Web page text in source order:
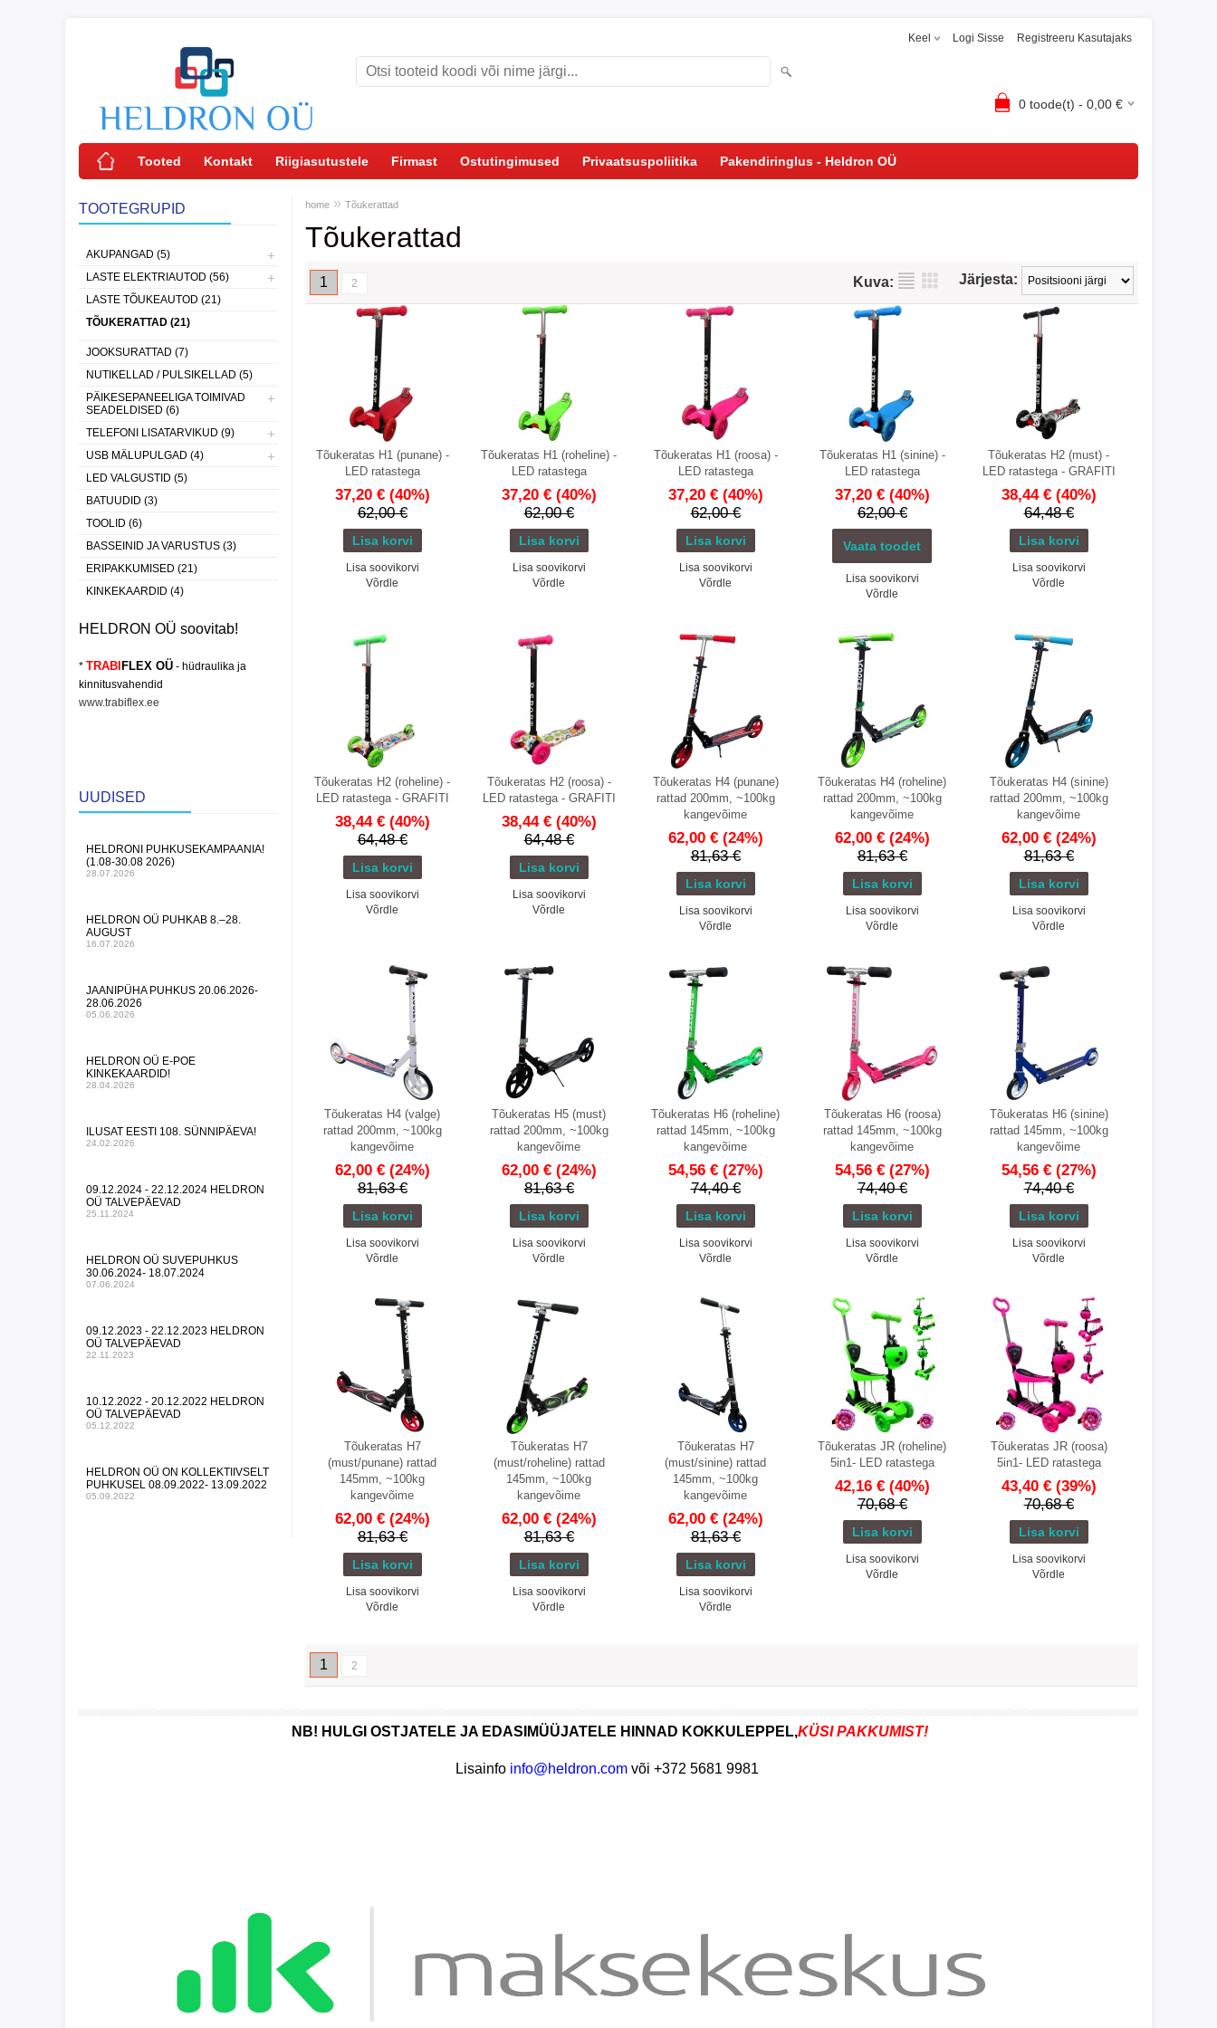
Keel Logi Sisse Registreeru Kasutajaks
0 toode(t) - 0,00 €
Tooted Kontakt Riigiasutustele Firmast Ostutingimused Privaatsuspoliitika Pakendiringlus - Heldron OÜ
TOOTEGRUPID
AKUPANGAD (5)
LASTE ELEKTRIAUTOD (56)
LASTE TÕUKEAUTOD (21)
TÕUKERATTAD (21)
JOOKSURATTAD (7)
NUTIKELLAD / PULSIKELLAD (5)
PÄIKESEPANEELIGA TOIMIVAD
SEADELDISED (6)
TELEFONI LISATARVIKUD (9)
USB MÄLUPULGAD (4)
LED VALGUSTID (5)
BATUUDID (3)
TOOLID (6)
BASSEINID JA VARUSTUS (3)
ERIPAKKUMISED (21)
KINKEKAARDID (4)
HELDRON OÜ soovitab!
* TRABIFLEX OÜ - hüdraulika ja
kinnitusvahendid
www.trabiflex.ee
UUDISED
HELDRONI PUHKUSEKAMPAANIA!
(1.08-30.08 2026)
28.07.2026
HELDRON OÜ PUHKAB 8.–28.
AUGUST
16.07.2026
JAANIPÜHA PUHKUS 20.06.2026-
28.06.2026
05.06.2026
HELDRON OÜ E-POE
KINKEKAARDID!
28.04.2026
ILUSAT EESTI 108. SÜNNIPÄEVA!
24.02.2026
09.12.2024 - 22.12.2024 HELDRON
OÜ TALVEPÄEVAD
25.11.2024
HELDRON OÜ SUVEPUHKUS
30.06.2024- 18.07.2024
07.06.2024
09.12.2023 - 22.12.2023 HELDRON
OÜ TALVEPÄEVAD
22.11.2023
10.12.2022 - 20.12.2022 HELDRON
OÜ TALVEPÄEVAD
05.12.2022
HELDRON OÜ ON KOLLEKTIIVSELT
PUHKUSEL 08.09.2022- 13.09.2022
05.09.2022
home » Tõukerattad
Tõukerattad
1 2 Järjesta:
Kuva:
Tõukeratas H1 (punane) -
LED ratastega
37,20 € (40%)
62,00 €
Lisa soovikorvi
Võrdle
Tõukeratas H1 (roheline) -
LED ratastega
37,20 € (40%)
62,00 €
Lisa soovikorvi
Võrdle
Tõukeratas H1 (roosa) -
LED ratastega
37,20 € (40%)
62,00 €
Lisa soovikorvi
Võrdle
Tõukeratas H1 (sinine) -
LED ratastega
37,20 € (40%)
62,00 €
Vaata toodet
Lisa soovikorvi
Võrdle
Tõukeratas H2 (must) -
LED ratastega - GRAFITI
38,44 € (40%)
64,48 €
Lisa soovikorvi
Võrdle
Tõukeratas H2 (roheline) -
LED ratastega - GRAFITI
38,44 € (40%)
64,48 €
Lisa soovikorvi
Võrdle
Tõukeratas H2 (roosa) -
LED ratastega - GRAFITI
38,44 € (40%)
64,48 €
Lisa soovikorvi
Võrdle
Tõukeratas H4 (punane)
rattad 200mm, ~100kg
kangevõime
62,00 € (24%)
81,63 €
Lisa soovikorvi
Võrdle
Tõukeratas H4 (roheline)
rattad 200mm, ~100kg
kangevõime
62,00 € (24%)
81,63 €
Lisa soovikorvi
Võrdle
Tõukeratas H4 (sinine)
rattad 200mm, ~100kg
kangevõime
62,00 € (24%)
81,63 €
Lisa soovikorvi
Võrdle
Tõukeratas H4 (valge)
rattad 200mm, ~100kg
kangevõime
62,00 € (24%)
81,63 €
Lisa soovikorvi
Võrdle
Tõukeratas H5 (must)
rattad 200mm, ~100kg
kangevõime
62,00 € (24%)
81,63 €
Lisa soovikorvi
Võrdle
Tõukeratas H6 (roheline)
rattad 145mm, ~100kg
kangevõime
54,56 € (27%)
74,40 €
Lisa soovikorvi
Võrdle
Tõukeratas H6 (roosa)
rattad 145mm, ~100kg
kangevõime
54,56 € (27%)
74,40 €
Lisa soovikorvi
Võrdle
Tõukeratas H6 (sinine)
rattad 145mm, ~100kg
kangevõime
54,56 € (27%)
74,40 €
Lisa soovikorvi
Võrdle
Tõukeratas H7
(must/punane) rattad
145mm, ~100kg
kangevõime
62,00 € (24%)
81,63 €
Lisa soovikorvi
Võrdle
Tõukeratas H7
(must/roheline) rattad
145mm, ~100kg
kangevõime
62,00 € (24%)
81,63 €
Lisa soovikorvi
Võrdle
Tõukeratas H7
(must/sinine) rattad
145mm, ~100kg
kangevõime
62,00 € (24%)
81,63 €
Lisa soovikorvi
Võrdle
Tõukeratas JR (roheline)
5in1- LED ratastega
42,16 € (40%)
70,68 €
Lisa soovikorvi
Võrdle
Tõukeratas JR (roosa)
5in1- LED ratastega
43,40 € (39%)
70,68 €
Lisa soovikorvi
Võrdle
1 2
NB! HULGI OSTJATELE JA EDASIMÜÜJATELE HINNAD KOKKULEPPEL,KÜSI PAKKUMIST!
Lisainfo info@heldron.comvõi +372 5681 9981